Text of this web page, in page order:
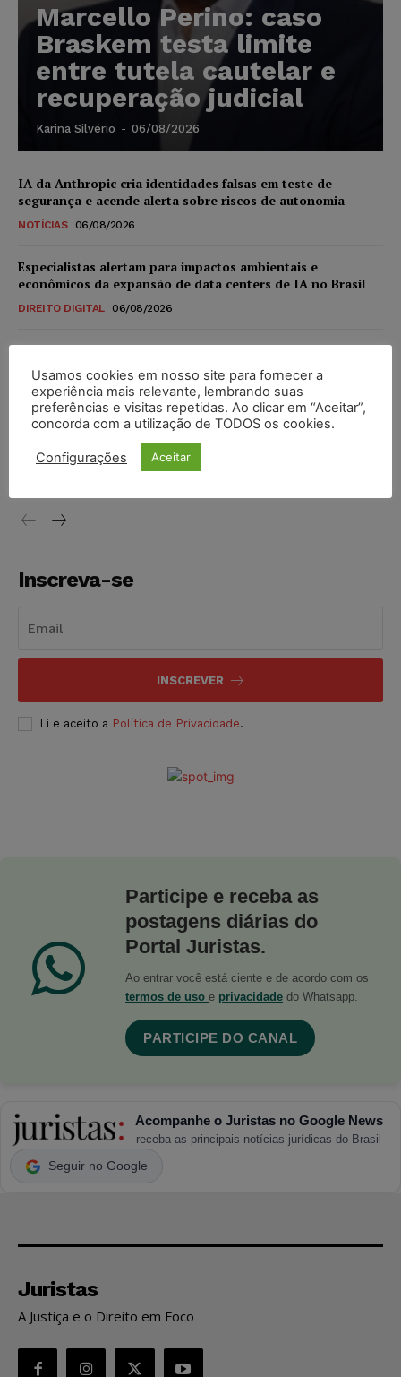
Marcello Perino: caso
Braskem testa limite
entre tutela cautelar e
recuperação judicial
Karina Silvério - 06/08/2026
IA da Anthropic cria identidades falsas em teste de
segurança e acende alerta sobre riscos de autonomia
NOTÍCIAS 06/08/2026
Especialistas alertam para impactos ambientais e
econômicos da expansão de data centers de IA no Brasil
DIREITO DIGITAL 06/08/2026
TSE reforça que sistemas das urnas eletrônicas tornam-se
invioláveis após assinatura digital e lacração
NOTÍCIAS 06/08/2026
STF inicia julgamento sobre constitucionalidade da
proibição dos jogos de azar no Brasil
Inscreva-se
INSCREVER
Li e aceito a Política de Privacidade.
Participe e receba as
postagens diárias do
Portal Juristas.
Ao entrar você está ciente e de acordo com os
termos de uso e privacidade do Whatsapp.
PARTICIPE DO CANAL
Acompanhe o Juristas no Google News
receba as principais notícias jurídicas do Brasil
Seguir no Google
Juristas
A Justiça e o Direito em Foco
Usamos cookies em nosso site para fornecer a
experiência mais relevante, lembrando suas
preferências e visitas repetidas. Ao clicar em “Aceitar”,
concorda com a utilização de TODOS os cookies.
Configurações Aceitar